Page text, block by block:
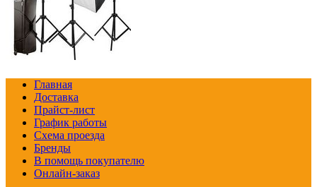
Главная
Доставка
Прайст-лист
График работы
Схема проезда
Бренды
В помощь покупателю
Онлайн-заказ